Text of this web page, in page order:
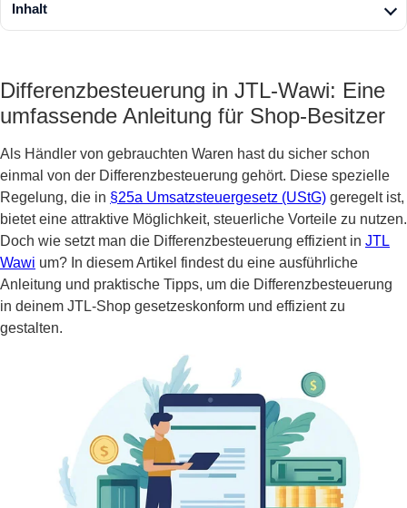
Inhalt
Differenzbesteuerung in JTL-Wawi: Eine
umfassende Anleitung für Shop-Besitzer
Als Händler von gebrauchten Waren hast du sicher schon
einmal von der Differenzbesteuerung gehört. Diese spezielle
Regelung, die in §25a Umsatzsteuergesetz (UStG) geregelt ist,
bietet eine attraktive Möglichkeit, steuerliche Vorteile zu nutzen.
Doch wie setzt man die Differenzbesteuerung effizient in JTL
Wawi um? In diesem Artikel findest du eine ausführliche
Anleitung und praktische Tipps, um die Differenzbesteuerung
in deinem JTL-Shop gesetzeskonform und effizient zu
gestalten.